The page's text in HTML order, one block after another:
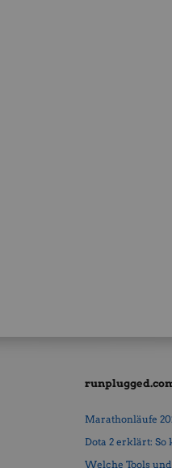
Marathonläufe
Dota 2 erklärt: So
Welche Tools